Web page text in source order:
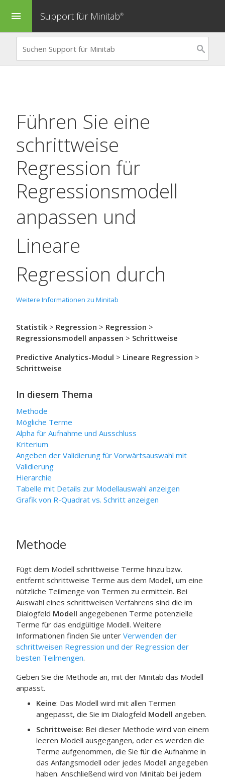
menu Support für Minitab®
Führen Sie eine
schrittweise
Regression für
Regressionsmodell
anpassen und
Lineare
Regression durch
Weitere Informationen zu Minitab
Statistik > Regression > Regression >
Regressionsmodell anpassen > Schrittweise
Predictive Analytics-Modul > Lineare Regression >
Schrittweise
In diesem Thema
Methode
Mögliche Terme
Alpha für Aufnahme und Ausschluss
Kriterium
Angeben der Validierung für Vorwärtsauswahl mit
Validierung
Hierarchie
Tabelle mit Details zur Modellauswahl anzeigen
Grafik von R-Quadrat vs. Schritt anzeigen
Methode
Fügt dem Modell schrittweise Terme hinzu bzw.
entfernt schrittweise Terme aus dem Modell, um eine
nützliche Teilmenge von Termen zu ermitteln. Bei
Auswahl eines schrittweisen Verfahrens sind die im
Dialogfeld Modell angegebenen Terme potenzielle
Terme für das endgültige Modell. Weitere
Informationen finden Sie unter Verwenden der
schrittweisen Regression und der Regression der
besten Teilmengen.
Geben Sie die Methode an, mit der Minitab das Modell
anpasst.
Keine: Das Modell wird mit allen Termen
angepasst, die Sie im Dialogfeld Modell angeben.
Schrittweise: Bei dieser Methode wird von einem
leeren Modell ausgegangen, oder es werden die
Terme aufgenommen, die Sie für die Aufnahme in
das Anfangsmodell oder jedes Modell angegeben
haben. Anschließend wird von Minitab bei jedem